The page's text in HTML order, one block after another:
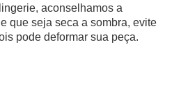
aconselhamos a
que seja seca a sombra, evite
pode deformar sua peça.